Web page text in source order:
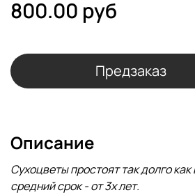
800.00 руб
Предзаказ
Описание
Сухоцветы простоят так долго как
cредний срок - от 3х лет.